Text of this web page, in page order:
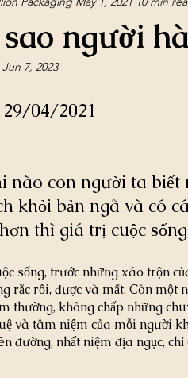
người
Jun 7, 2023
29/04/2021
nào con người ta biết
khỏi bản ngã và có
thì giá trị cuộc
sống, trước những xáo trộn
rắc rối, được và mất. Còn một
thường, không chấp những
và tâm niệm của mỗi người
đường, nhất niệm địa ngục,